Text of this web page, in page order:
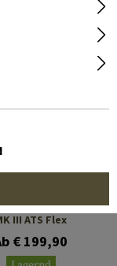
Combat Pants
III ATS Flex
€ 199,90